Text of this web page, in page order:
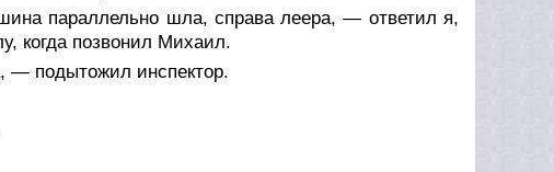
параллельно шла, справа леера, — ответил я,
когда позвонил Михаил.
— подытожил инспектор.